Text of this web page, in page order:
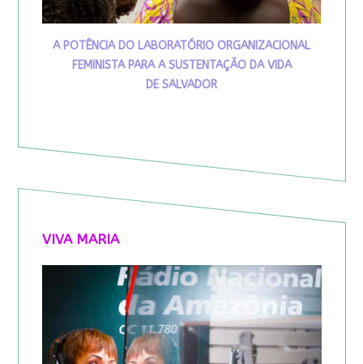
A POTÊNCIA DO LABORATÓRIO ORGANIZACIONAL
FEMINISTA PARA A SUSTENTAÇÃO DA VIDA
DE SALVADOR
VIVA MARIA